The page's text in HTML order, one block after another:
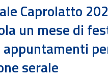
Caprolatto
un mese di
serale